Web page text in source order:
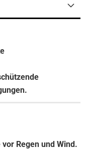
Regen und Wind.